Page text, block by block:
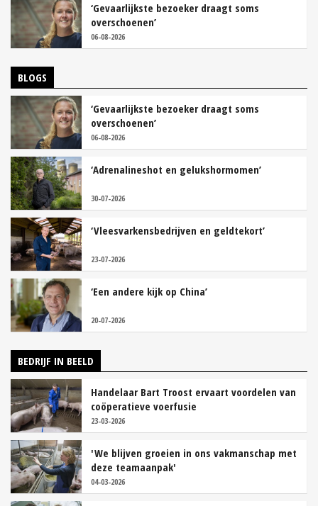
‘Gevaarlijkste bezoeker draagt soms
overschoenen’
06-08-2026
BLOGS
‘Gevaarlijkste bezoeker draagt soms
overschoenen’
06-08-2026
‘Adrenalineshot en gelukshormomen’
30-07-2026
‘Vleesvarkensbedrijven en geldtekort’
23-07-2026
‘Een andere kijk op China’
20-07-2026
BEDRIJF IN BEELD
Handelaar Bart Troost ervaart voordelen van
coöperatieve voerfusie
23-03-2026
'We blijven groeien in ons vakmanschap met
deze teamaanpak'
04-03-2026